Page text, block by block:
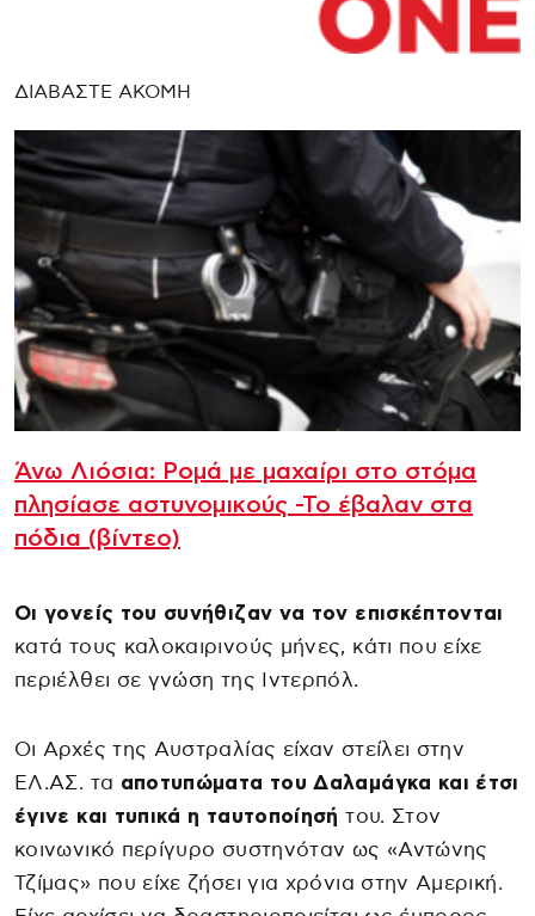
ΔΙΑΒΑΣΤΕ ΑΚΟΜΗ
Άνω Λιόσια: Ρομά με μαχαίρι στο στόμα
πλησίασε αστυνομικούς -Το έβαλαν στα
πόδια (βίντεο)
Οι γονείς του συνήθιζαν να τον επισκέπτονται
κατά τους καλοκαιρινούς μήνες, κάτι που είχε
περιέλθει σε γνώση της Ιντερπόλ.
Οι Αρχές της Αυστραλίας είχαν στείλει στην
ΕΛ.ΑΣ. τα αποτυπώματα του Δαλαμάγκα και έτσι
έγινε και τυπικά η ταυτοποίησή του. Στον
κοινωνικό περίγυρο συστηνόταν ως «Αντώνης
Τζίμας» που είχε ζήσει για χρόνια στην Αμερική.